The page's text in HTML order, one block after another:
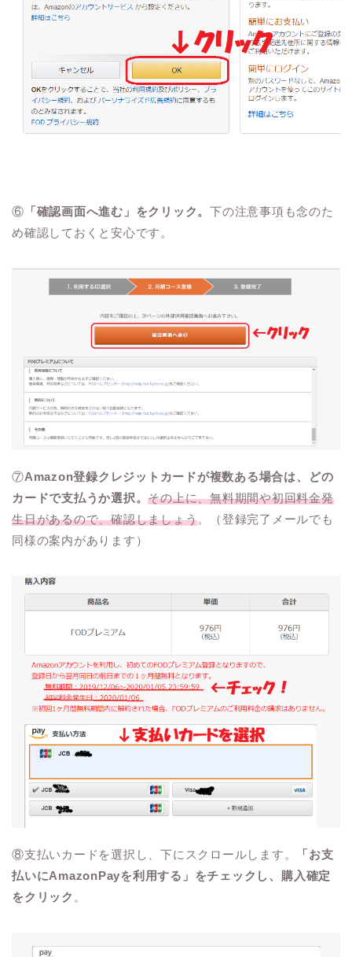
⑥ 「確認画面へ進む」をクリック。下の注意事項も念のた
め確認しておくと安心です。
⑦Amazon登録クレジットカードが複数ある場合は、どの
カードで支払うか選択。その上に、無料期間や初回料金発
生日があるので、確認しましょう。（登録完了メールでも
同様の案内があります）
⑧支払いカードを選択し、下にスクロールします。
「お支
払いにAmazonPayを利用する」をチェックし、購入確定
をクリック 。